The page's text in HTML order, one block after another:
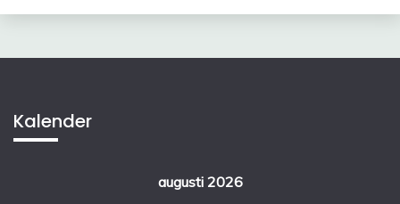
Kalender
augusti 2026